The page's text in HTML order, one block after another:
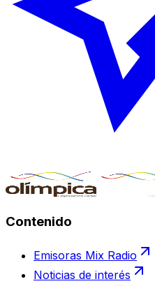
Contenido
Emisoras Mix Radio
Noticias de interés